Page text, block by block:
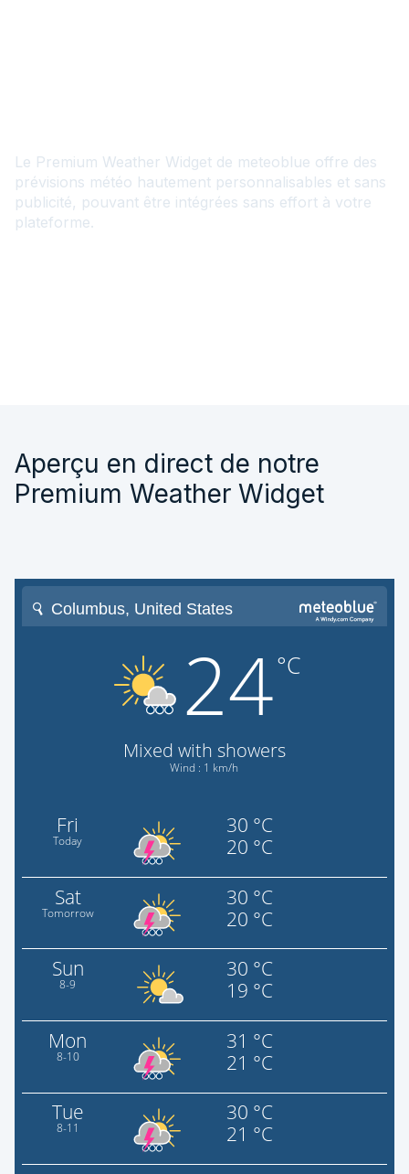
Le Premium Weather Widget de meteoblue offre des
prévisions météo hautement personnalisables et sans
publicité, pouvant être intégrées sans effort à votre
plateforme.
Aperçu en direct de notre
Premium Weather Widget